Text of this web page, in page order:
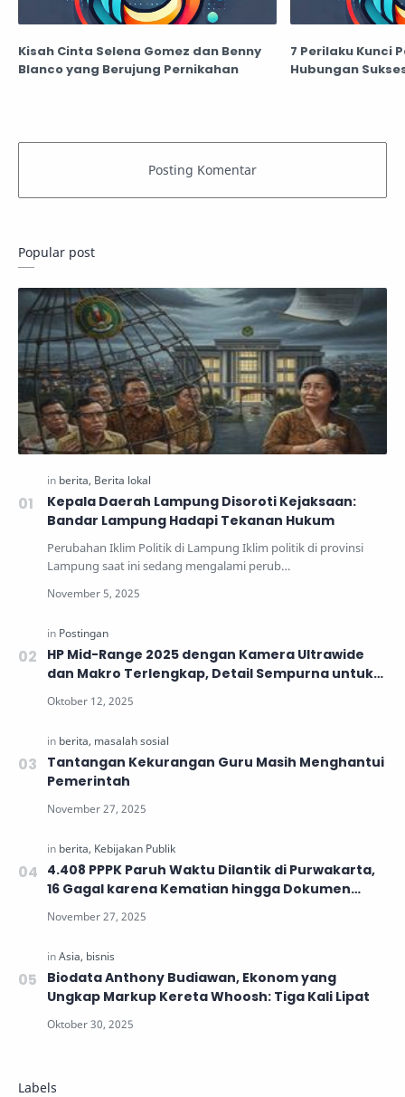
Kisah Cinta Selena Gomez dan Benny
Blanco yang Berujung Pernikahan
7 Perilaku Kunci
Hubungan
Popular post
Kepala Daerah Lampung Disoroti Kejaksaan:
Bandar Lampung Hadapi Tekanan Hukum
Perubahan Iklim Politik di Lampung Iklim politik di provinsi
Lampung saat ini sedang mengalami perub…
HP Mid-Range 2025 dengan Kamera Ultrawide
dan Makro Terlengkap, Detail Sempurna untuk
Tantangan Kekurangan Guru Masih Menghantui
Pemerintah
4.408 PPPK Paruh Waktu Dilantik di Purwakarta,
16 Gagal karena Kematian hingga Dokumen
Biodata Anthony Budiawan, Ekonom yang
Ungkap Markup Kereta Whoosh: Tiga Kali Lipat
Labels